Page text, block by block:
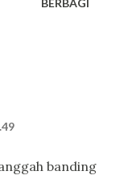
banding